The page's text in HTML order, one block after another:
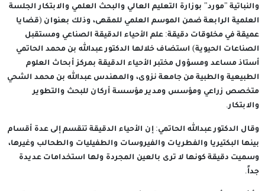
والنباتية "مورد" بوزارة التعليم العالي والبحث العلمي والابتكار الجلسة
العلمية الرابعة ضمن الموسم العلمي للمقهى، وذلك بعنوان (قضايا
عميقة في مخلوقات دقيقة: علم الأحياء الدقيقة الصناعي ومستقبل
الصناعات الحيوية) استضاف خلالها الدكتور عبدالله بن محمد الحاتمي
أستاذ مساعد ومسؤول مختبر الأحياء الدقيقة بمركز أبحاث العلوم
الطبيعية والطبية من جامعة نزوى، والمهندس عبدالله بن محمد الشحي
متخصص زراعي ومؤسس ومدير مؤسسة أركان للبحث والتطوير
والابتكار.
وقال الدكتور عبدالله الحاتمي: إن الأحياء الدقيقة تنقسم إلى عدة أقسام
بينها البكتيريا والفطريات والفيروسات والطفيليات والطحالب وغيرها،
وسميت دقيقة كونها لا ترى بالعين المجردة ولها استخدامات عديدة
جداً.